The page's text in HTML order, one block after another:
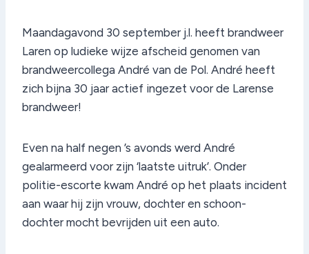
Maandagavond 30 september j.l. heeft brandweer
Laren op ludieke wijze afscheid genomen van
brandweercollega André van de Pol. André heeft
zich bijna 30 jaar actief ingezet voor de Larense
brandweer!
Even na half negen ’s avonds werd André
gealarmeerd voor zijn ‘laatste uitruk’. Onder
politie-escorte kwam André op het plaats incident
aan waar hij zijn vrouw, dochter en schoon-
dochter mocht bevrijden uit een auto.